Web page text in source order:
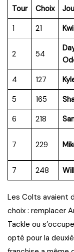
Tour Choix
1
21
2 54
4 127
5
165
6
218
7 229
7
248
Les Colts avaient
choix : remplacer
Tackle ou
opté pour la